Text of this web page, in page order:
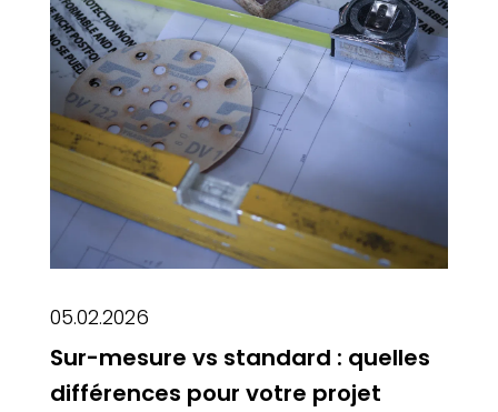
05.02.2026
Sur-mesure vs standard : quelles
différences pour votre projet